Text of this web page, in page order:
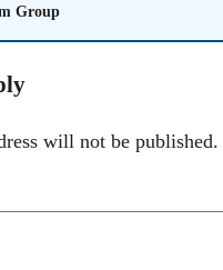
Group
will not be published.